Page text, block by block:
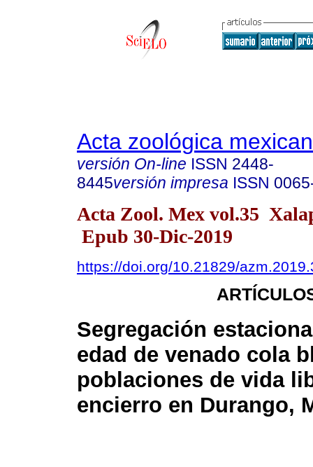
Acta zoológica
versión On-line ISSN 2448-
8445versión impresa ISSN
Acta Zool. Mex vol.35
Epub 30-Dic-2019
https://doi.org/10.21829/
Segregación
edad de venado cola
poblaciones de vida
encierro en Durango,